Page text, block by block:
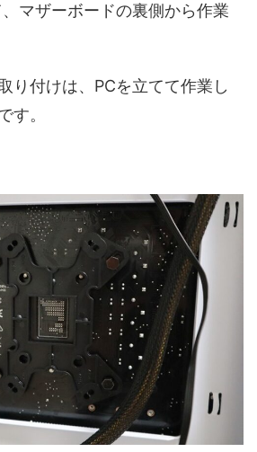
マザーボードの裏側から作業
り付けは、PCを立てて作業し
す。